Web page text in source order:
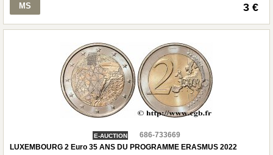
MS 3 €
E-AUCTION
686-733669
LUXEMBOURG 2 Euro 35 ANS DU PROGRAMME ERASMUS 2022